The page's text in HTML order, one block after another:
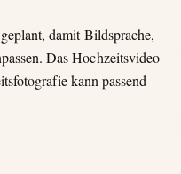
damit Bildsprache,
Das Hochzeitsvideo
kann passend